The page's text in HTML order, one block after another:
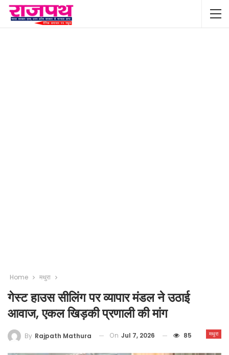
Home मथुरा
गेस्ट हाउस सीलिंग पर व्यापार मंडल ने उठाई
आवाज, एकल खिड़की प्रणाली की मांग
मथुरा
By Rajpath Mathura On Jul 7, 2026 85